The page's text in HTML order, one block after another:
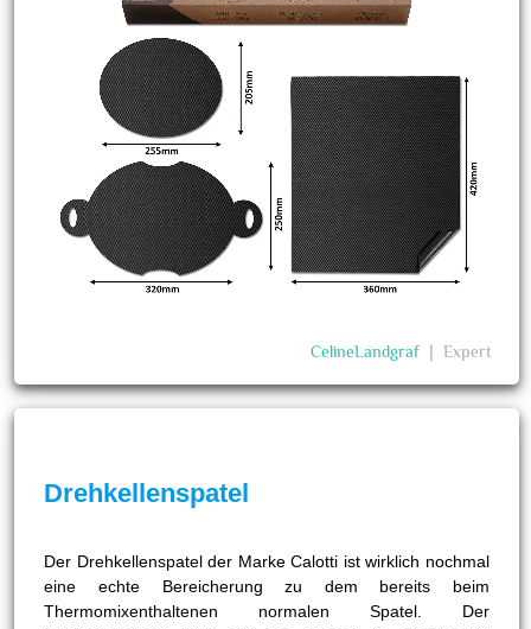
CelineLandgraf Expert
Drehkellenspatel
Der Drehkellenspatel der Marke Calotti ist wirklich nochmal
eine echte Bereicherung zu dem bereits beim
Thermomixenthaltenen normalen Spatel. Der